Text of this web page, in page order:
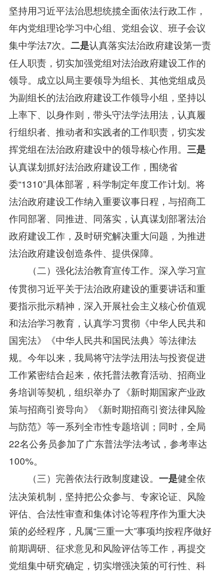
坚持用习近平法治思想统揽全面依法行政工作，
年内党组理论学习中心组、党组会议、班子会议
集中学法7次。 二是认真落实法治政府建设第一责
任人职责，切实加强党组对法治政府建设工作的
领导。成立以局主要领导为组长、其他党组成员
为副组长的法治政府建设工作领导小组，坚持以
上率下、以身作则，带头守法学法用法，认真履
行组织者、推动者和实践者的工作职责，切实发
挥党组在法治政府建设中的领导核心作用。 三是
认真谋划抓好法治政府建设工作，围绕省
委“1310”具体部署，科学制定年度工作计划。将
法治政府建设工作纳入重要议事日程，与招商工
作同部署、同推进、同落实，认真谋划部署法治
政府建设工作，及时研究解决重大问题，为推进
法治政府建设创造条件、提供保障。
（二）强化法治教育宣传工作。 深入学习宣
传贯彻习近平关于法治政府建设的重要讲话和重
要指示批示精神，深入开展社会主义核心价值观
和法治学习教育，认真学习贯彻《中华人民共和
国宪法》《中华人民共和国民法典》等法律法
规。今年以来，我局将守法学法用法与投资促进
工作紧密结合起来，依托普法教育活动、招商业
务培训等契机，组织举办了《新时期国家产业政
策与招商引资导向》《新时期招商引资法律风险
与防范》等一系列全市性专题培训；同时，全局
22名公务员参加了广东普法学法考试，参考率达
100%。
（三）完善依法行政制度建设。 一是健全依
法决策机制，坚持把公众参与、专家论证、风险
评估、合法性审查和集体讨论等程序作为重大决
策的必经程序，凡属“三重一大”事项均按程序做好
前期调研、征求意见和风险评估等工作，再提交
党组集中研究确定，切实增强决策的可行性、科